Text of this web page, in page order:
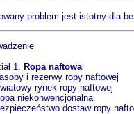
problem jest istotny dla
1.
Ropa naftowa
i rezerwy ropy naftowej
rynek ropy naftowej
niekonwencjonalna
dostaw ropy